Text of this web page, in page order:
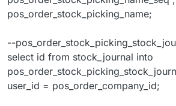
pos_order_stock_picking_name;
--
select id from stock_journal into
user_id = pos_order_company_id;